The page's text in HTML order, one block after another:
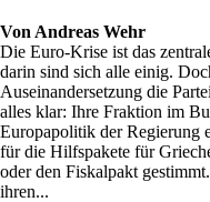
Von Andreas Wehr
Die Euro-Krise ist das
darin sind sich alle einig.
Auseinandersetzung die
alles klar: Ihre Fraktion im
Europapolitik der Regierung
für die Hilfspakete für
oder den Fiskalpakt
ihren...